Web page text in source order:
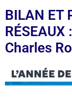
BILAN ET
Charles